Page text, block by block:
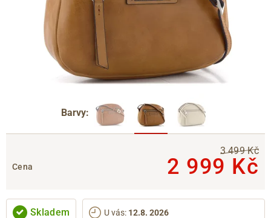
Barvy:
Cena
3 499 Kč
2 999 Kč
Skladem U vás: 12.8. 2026